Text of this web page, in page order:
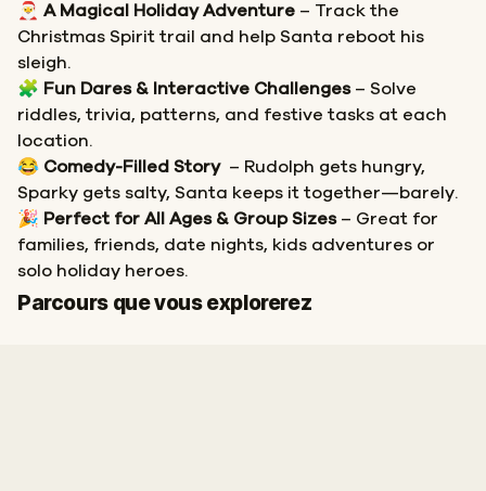
🎅 A Magical Holiday Adventure – Track the
Christmas Spirit trail and help Santa reboot his
sleigh.
🧩 Fun Dares & Interactive Challenges– Solve
riddles, trivia, patterns, and festive tasks at each
location.
😂 Comedy-Filled Story– Rudolph gets hungry,
Sparky gets salty, Santa keeps it together—barely.
🎉 Perfect for All Ages & Group Sizes– Great for
families, friends, date nights, kids adventures or
solo holiday heroes.
Parcours que vous explorerez
Départ
Arrivée